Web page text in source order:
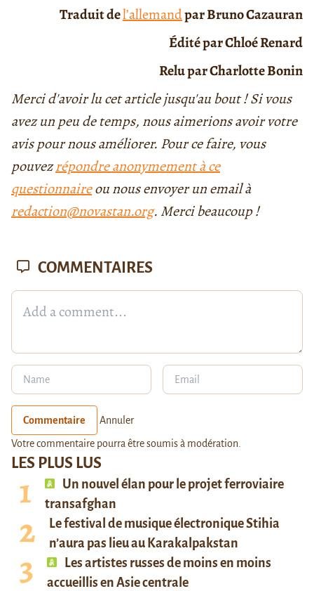
Traduit del’allemandpar Bruno Cazauran
Édité par Chloé Renard
Relu par Charlotte Bonin
Merci d'avoir lu cet article jusqu'au bout ! Si vous
avez un peu de temps, nous aimerions avoir votre
avis pour nous améliorer. Pour ce faire, vous
pouvezrépondre anonymement à ce
questionnaireou nous envoyer un email à
redaction@novastan.org. Merci beaucoup !
LES PLUS LUS
Un nouvel élan pour le projet ferroviaire
transafghan
Le festival de musique électronique Stihia
n’aura pas lieu au Karakalpakstan
Les artistes russes de moins en moins
accueillis en Asie centrale
COMMENTAIRES
Commentaire Annuler
Votre commentaire pourra être soumis à modération.